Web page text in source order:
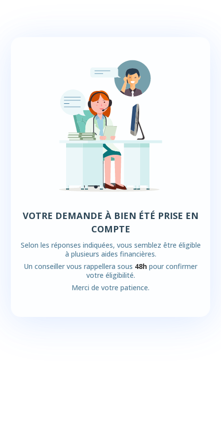
VOTRE DEMANDE À BIEN ÉTÉ PRISE EN
COMPTE
Selon les réponses indiquées, vous semblez être éligible
à plusieurs aides financières.
Un conseiller vous rappellera sous 48h pour confirmer
votre éligibilité.
Merci de votre patience.